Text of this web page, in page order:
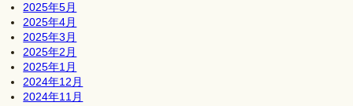
2025年5月
2025年4月
2025年3月
2025年2月
2025年1月
2024年12月
2024年11月